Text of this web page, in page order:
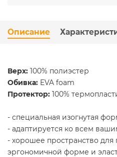
Описание
Верх: 100% полиэстер
Обивка: EVA foam
Протектор: 100%
- специальная изогнутая
- адаптируется ко всем
- хорошее пространство
эргономичной форме и